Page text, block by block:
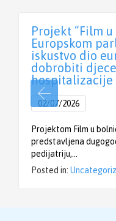
Projekt “Film
Europskom
iskustvo dio
dobrobiti
hospitalizacije
02/07/2026
Projektom Film u
predstavljena
pedijatriju,…
Posted in: